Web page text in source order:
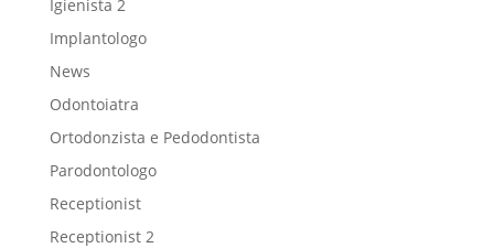
Igienista 2
Implantologo
News
Odontoiatra
Ortodonzista e Pedodontista
Parodontologo
Receptionist
Receptionist 2